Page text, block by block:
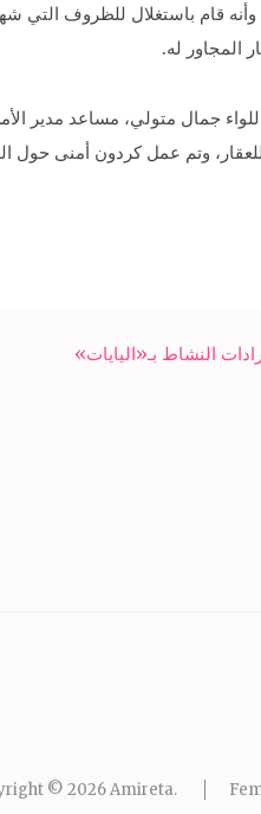
المجاور له.
جمال متولي، مساعد مدير
وتم عمل كردون أمنى حول
© 2026Amireta.